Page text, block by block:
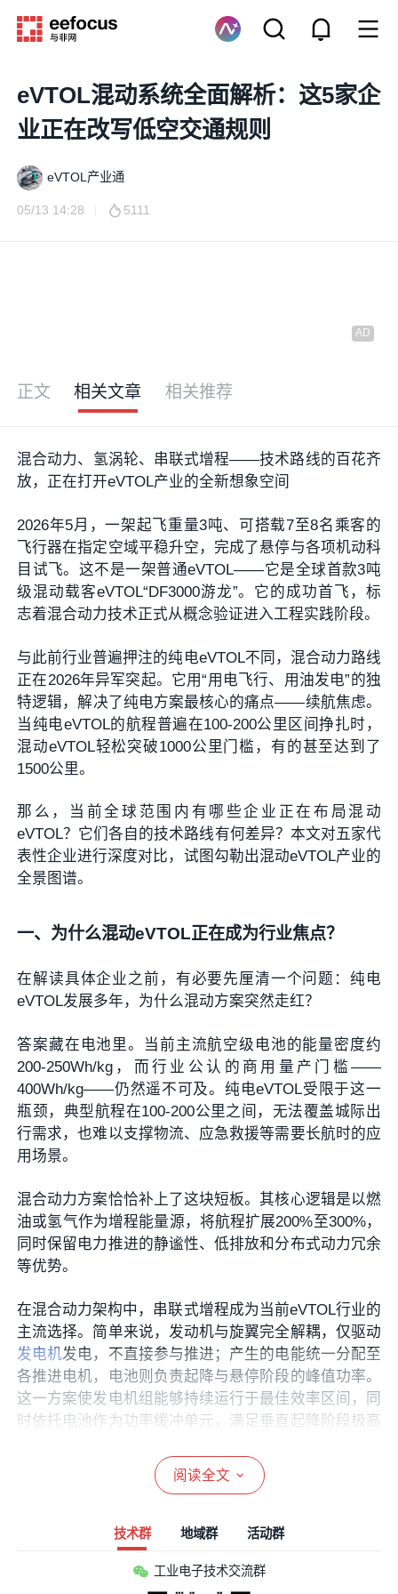
eVTOL混动系统全面解析：这5家企
业正在改写低空交通规则
eVTOL产业通
05/13 14:28 5111
正文 相关文章 相关推荐
混合动力、氢涡轮、串联式增程——技术路线的百花齐
放，正在打开eVTOL产业的全新想象空间
2026年5月，一架起飞重量3吨、可搭载7至8名乘客的
飞行器在指定空域平稳升空，完成了悬停与各项机动科
目试飞。这不是一架普通eVTOL——它是全球首款3吨
级混动载客eVTOL“DF3000游龙”。它的成功首飞，标
志着混合动力技术正式从概念验证进入工程实践阶段。
与此前行业普遍押注的纯电eVTOL不同，混合动力路线
正在2026年异军突起。它用“用电飞行、用油发电”的独
特逻辑，解决了纯电方案最核心的痛点——续航焦虑。
当纯电eVTOL的航程普遍在100-200公里区间挣扎时，
混动eVTOL轻松突破1000公里门槛，有的甚至达到了
1500公里。
那么，当前全球范围内有哪些企业正在布局混动
eVTOL？它们各自的技术路线有何差异？本文对五家代
表性企业进行深度对比，试图勾勒出混动eVTOL产业的
全景图谱。
一、为什么混动eVTOL正在成为行业焦点？
在解读具体企业之前，有必要先厘清一个问题：纯电
eVTOL发展多年，为什么混动方案突然走红？
答案藏在电池里。当前主流航空级电池的能量密度约
200-250Wh/kg，而行业公认的商用量产门槛——
400Wh/kg——仍然遥不可及。纯电eVTOL受限于这一
瓶颈，典型航程在100-200公里之间，无法覆盖城际出
行需求，也难以支撑物流、应急救援等需要长航时的应
用场景。
混合动力方案恰恰补上了这块短板。其核心逻辑是以燃
油或氢气作为增程能量源，将航程扩展200%至300%，
同时保留电力推进的静谧性、低排放和分布式动力冗余
等优势。
在混合动力架构中，串联式增程成为当前eVTOL行业的
主流选择。简单来说，发动机与旋翼完全解耦，仅驱动
发电机发电，不直接参与推进；产生的电能统一分配至
各推进电机，电池则负责起降与悬停阶段的峰值功率。
这一方案使发电机组能够持续运行于最佳效率区间，同
时依托电池作为功率缓冲单元，满足垂直起降阶段极高
通俗地讲，混动eVTOL就是“带着充电宝上天”——电池
责“持久续航”（巡航飞行）。这不仅仅是技术上的折
中，更是当前产业环境下最务实的商业化路径。
阅读全文
技术群 地域群 活动群
工业电子技术交流群